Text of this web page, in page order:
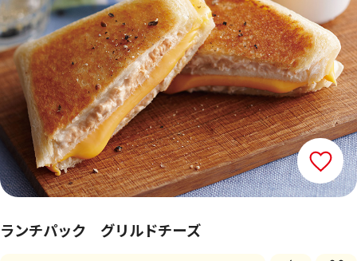
ランチパック グリルドチーズ